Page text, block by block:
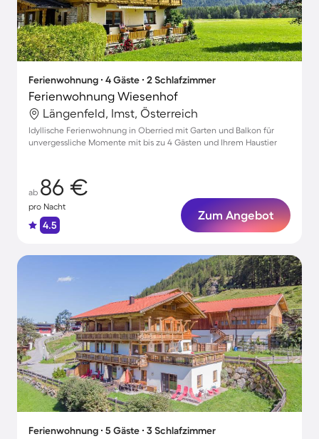
Ferienwohnung ∙ 4 Gäste ∙ 2 Schlafzimmer
Ferienwohnung Wiesenhof
Längenfeld, Imst, Österreich
Idyllische Ferienwohnung in Oberried mit Garten und Balkon für
unvergessliche Momente mit bis zu 4 Gästen und Ihrem Haustier
ab 86 €
pro Nacht
4.5
Zum Angebot
Ferienwohnung ∙ 5 Gäste ∙ 3 Schlafzimmer